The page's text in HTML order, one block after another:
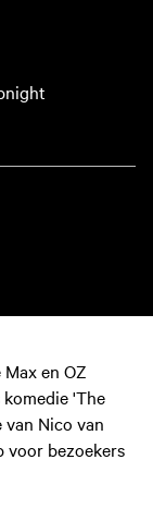
Max en OZ
'The
Nico van
voor bezoekers